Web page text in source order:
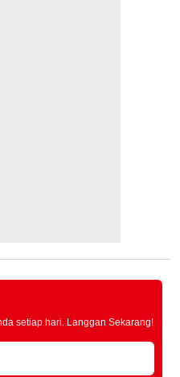
setiap hari. Langgan Sekarang!